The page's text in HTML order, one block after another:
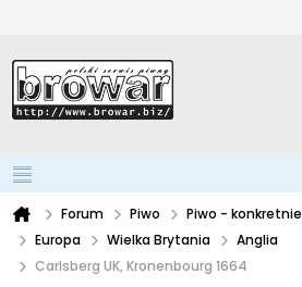
Forum Piwo Piwo - konkretnie
Europa
Wielka Brytania
Anglia
Carlsberg UK, Kronenbourg 1664